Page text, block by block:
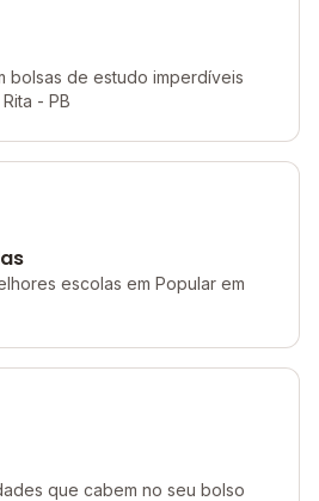
bolsas de estudo imperdíveis
- PB
escolas em Popular em
que cabem no seu bolso